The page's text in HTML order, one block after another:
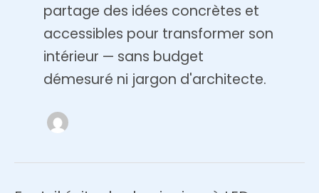
partage des idées concrètes et
accessibles pour transformer son
intérieur — sans budget
démesuré ni jargon d'architecte.